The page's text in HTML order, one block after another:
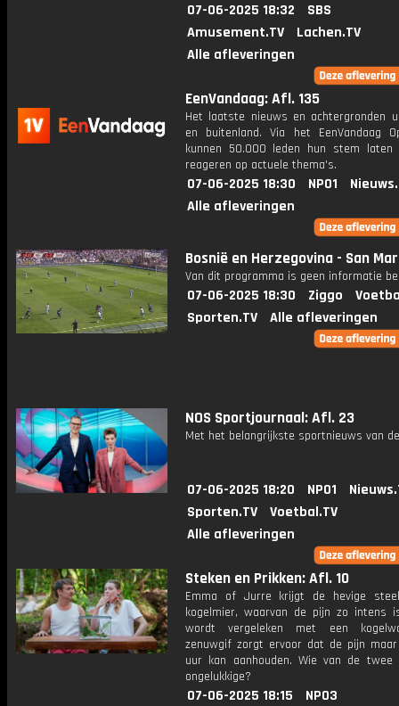
07-06-2025 18:32
SBS
Amusement.TV
Lachen.TV
Alle afleveringen
EenVandaag: Afl. 135
Het laatste nieuws en achtergronden
en buitenland. Via het EenVandaag
kunnen 50.000 leden hun stem laten
reageren op actuele thema's.
07-06-2025 18:30 NPO1
Alle afleveringen
Bosnië en Herzegovina - San
Van dit programma is geen informatie
07-06-2025 18:30 Ziggo
Sporten.TV
Alle afleveringen
NOS Sportjournaal: Afl. 23
Met het belangrijkste sportnieuws van
07-06-2025 18:20 NPO1
Sporten.TV
Voetbal.TV
Alle afleveringen
Steken en Prikken: Afl. 10
Emma of Jurre krijgt de hevige
kogelmier, waarvan de pijn zo intens
wordt vergeleken met een
zenuwgif zorgt ervoor dat de pijn
uur kan aanhouden. Wie van de
ongelukkige?
07-06-2025 18:15
NPO3